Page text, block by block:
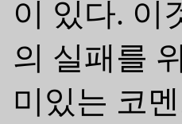
이 있다. 이
의 실패를
미있는 코